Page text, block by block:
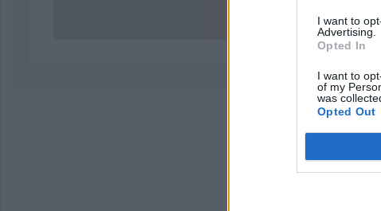
I want to
Advertising.
Opted In
I want to
of my
was
Opted Out